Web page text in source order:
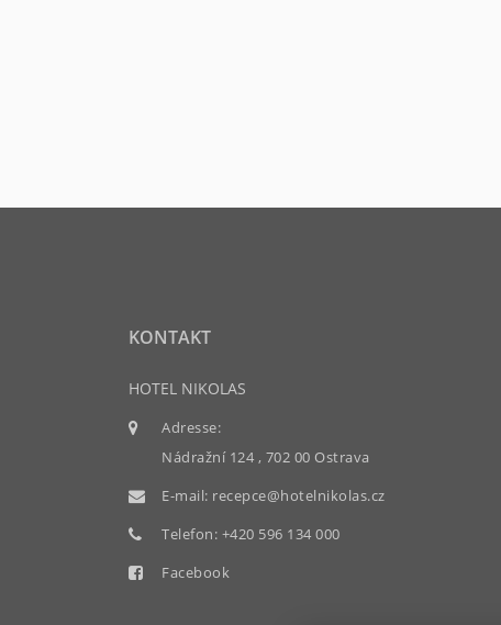
KONTAKT
HOTEL NIKOLAS
Adresse:
Nádražní 124 , 702 00 Ostrava
E-mail: recepce@hotelnikolas.cz
Telefon: +420 596 134 000
Facebook